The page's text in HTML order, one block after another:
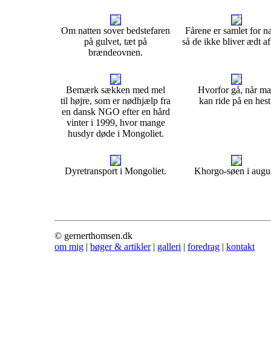
Om natten sover bedstefaren
på gulvet, tæt på
brændeovnen.
Fårene er samlet for
så de ikke bliver ædt
Bemærk sækken med mel
til højre, som er nødhjælp fra
en dansk NGO efter en hård
vinter i 1999, hvor mange
husdyr døde i Mongoliet.
Hvorfor gå, når
kan ride på en
Dyretransport i Mongoliet. Khorgo-søen i
© gernerthomsen.dk
om mig | bøger & artikler| galleri | foredrag | kontakt